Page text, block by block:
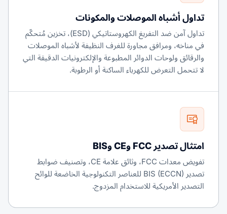
تداول أشباه الموصلات والمكونات
تداول آمن ضد التفريغ الكهروستاتيكي (ESD)، تخزين مُتحكّم
في مناخه، ومرافق مجاورة للغرف النظيفة لأشباه الموصلات
والرقائق ولوحات الدوائر المطبوعة والإلكترونيات الدقيقة التي
لا تتحمل التعرض للكهرباء الساكنة أو الرطوبة.
امتثال تصدير FCC وCE وBIS
تفويض معدات FCC، وثائق علامة CE، وتصنيف ضوابط
تصدير BIS (ECCN) للعناصر التكنولوجية الخاضعة للوائح
التصدير الأمريكية للاستخدام المزدوج.